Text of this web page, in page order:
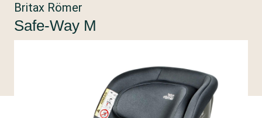
Britax Römer
Safe-Way M